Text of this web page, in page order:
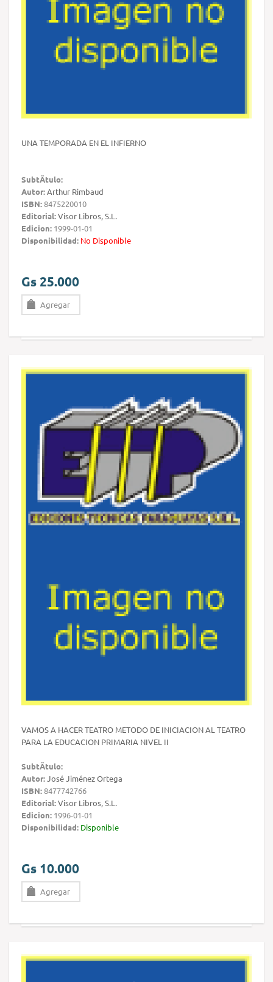
UNA TEMPORADA EN EL INFIERNO
SubtÃ­tulo:
Autor:Arthur Rimbaud
ISBN:8475220010
Editorial:Visor Libros, S.L.
Edicion: 1999-01-01
Disponibilidad: No Disponible
Gs 25.000
Agregar
VAMOS A HACER TEATRO METODO DE INICIACION AL TEATRO
PARA LA EDUCACION PRIMARIA NIVEL II
SubtÃ­tulo:
Autor:José Jiménez Ortega
ISBN:8477742766
Editorial:Visor Libros, S.L.
Edicion: 1996-01-01
Disponibilidad: Disponible
Gs 10.000
Agregar